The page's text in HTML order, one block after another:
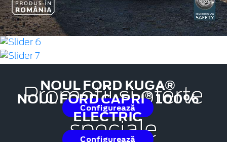
NOUL FORD KUGA®
Configurează
NOUL FORD CAPRI®100%
ELECTRIC
Configurează
Promoții și oferte
speciale